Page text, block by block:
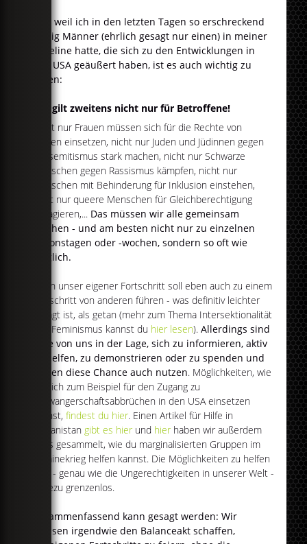
Und weil ich in den letzten Tagen so erschreckend
wenig Männer (ehrlich gesagt nur einen) in meiner
Timeline hatte, die sich zu den Entwicklungen in
den USA geäußert haben, ist es auch wichtig zu
sagen:
Das gilt zweitens nicht nur für Betroffene!
Nicht nur Frauen müssen sich für die Rechte von
Frauen einsetzen, nicht nur Juden und Jüdinnen gegen
Antisemitismus stark machen, nicht nur Schwarze
Menschen gegen Rassismus kämpfen, nicht nur
Menschen mit Behinderung für Inklusion einstehen,
nicht nur queere Menschen für Gleichberechtigung
engagieren,... Das müssen wir alle gemeinsam
machen - und am besten nicht nur zu einzelnen
Aktionstagen oder -wochen, sondern so oft wie
möglich.
Denn unser eigener Fortschritt soll eben auch zu einem
Fortschritt von anderen führen - was definitiv leichter
gesagt ist, als getan (mehr zum Thema Intersektionalität
und Feminismus kannst du hier lesen).Allerdings sind
viele von uns in der Lage, sich zu informieren, aktiv
zu helfen, zu demonstrieren oder zu spenden und
sollten diese Chance auch nutzen. Möglichkeiten, wie
du dich zum Beispiel für den Zugang zu
Schwangerschaftsabbrüchen in den USA einsetzen
kannst,findest du hier. Einen Artikel für Hilfe in
Afghanistan gibt es hier und hier haben wir außerdem
Infos gesammelt, wie du marginalisierten Gruppen im
Ukrainekrieg helfen kannst. Die Möglichkeiten zu helfen
sind - genau wie die Ungerechtigkeiten in unserer Welt -
nahezu grenzenlos.
Zusammenfassend kann gesagt werden: Wir
müssen irgendwie den Balanceakt schaffen,